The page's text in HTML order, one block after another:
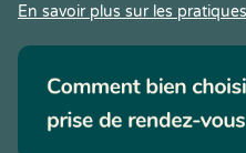
En savoir plus sur les